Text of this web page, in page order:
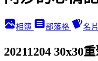
相簿 部落格 名片
20211204 30x30